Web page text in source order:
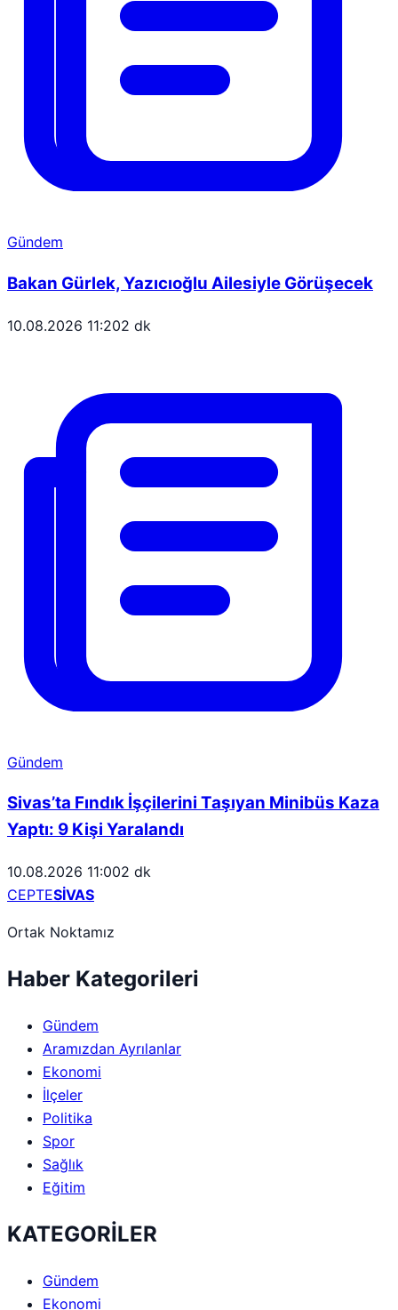
Gündem
Bakan Gürlek, Yazıcıoğlu Ailesiyle Görüşecek
10.08.2026 11:202 dk
Gündem
Sivas’ta Fındık İşçilerini Taşıyan Minibüs Kaza
Yaptı: 9 Kişi Yaralandı
10.08.2026 11:002 dk
CEPTESİVAS
Ortak Noktamız
Haber Kategorileri
Gündem
Aramızdan Ayrılanlar
Ekonomi
İlçeler
Politika
Spor
Sağlık
Eğitim
KATEGORİLER
Gündem
Ekonomi